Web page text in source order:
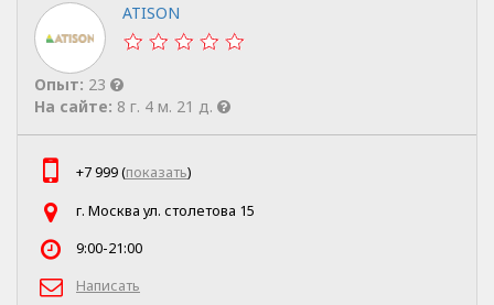
ATISON
Опыт: 23
На сайте: 8 г. 4 м. 21 д.
+7 999 (показать)
г. Москва ул. столетова 15
9:00-21:00
Написать